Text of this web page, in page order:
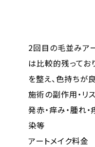
2回目の毛並みア
は比較的残ってお
を整え、色持ちが
施術の副作用・リ
発赤・痒み・腫れ
染等
アートメイク料金